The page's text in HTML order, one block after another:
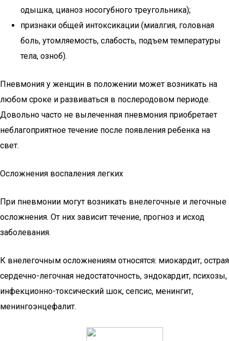
одышка, цианоз носогубного треугольника);
признаки общей интоксикации (миалгия, головная
боль, утомляемость, слабость, подъем температуры
тела, озноб).
Пневмония у женщин в положении может возникать на
любом сроке и развиваться в послеродовом периоде.
Довольно часто не вылеченная пневмония приобретает
неблагоприятное течение после появления ребенка на
свет.
Осложнения воспаления легких
При пневмонии могут возникать внелегочные и легочные
осложнения. От них зависит течение, прогноз и исход
заболевания.
К внелегочным осложнениям относятся: миокардит, острая
сердечно-легочная недостаточность, эндокардит, психозы,
инфекционно-токсический шок, сепсис, менингит,
менингоэнцефалит.